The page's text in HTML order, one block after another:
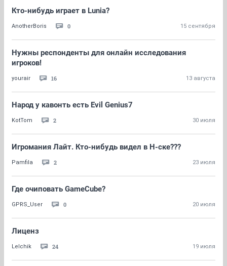
Кто-нибудь играет в Lunia?
AnotherBoris 0 15 сентября
Нужны респонденты для онлайн исследования
игроков!
yourair 16 13 августа
Народ у кавонть есть Evil Genius7
KotTom 2 30 июля
Игромания Лайт. Кто-нибудь видел в Н-ске???
Pamfila 2 23 июля
Где очиповать GameCube?
GPRS_User 0 20 июля
Лиценз
Lelchik 24 19 июля